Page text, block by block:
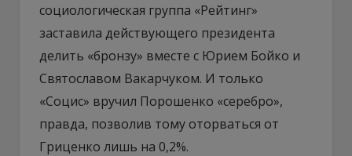
социологическая группа «Рейтинг»
заставила действующего президента
делить «бронзу» вместе с Юрием Бойко и
Святославом Вакарчуком. И только
«Социс» вручил Порошенко «серебро»,
правда, позволив тому оторваться от
Гриценко лишь на 0,2%.